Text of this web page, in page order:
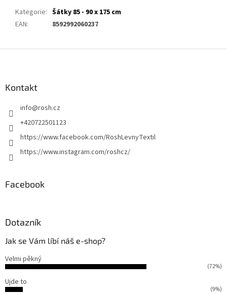
Kategorie: Šátky 85 - 90 x 175 cm
EAN: 8592992060237
Kontakt
info@rosh.cz
+420722501123
https://www.facebook.com/RoshLevnyTextil
https://www.instagram.com/roshcz/
Facebook
Dotazník
Jak se Vám líbí náš e-shop?
Velmi pěkný
(72%)
Ujde to
(9%)